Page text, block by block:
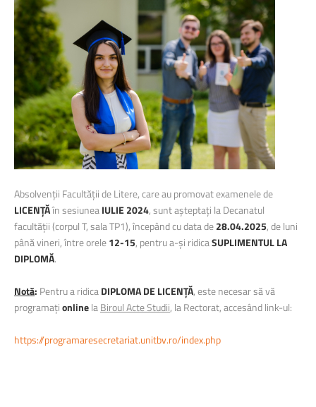
Absolvenții Facultății de Litere, care au promovat examenele de
LICENȚĂîn sesiuneaIULIE 2024, sunt așteptați la Decanatul
facultății (corpul T, sala TP1), începând cu data de28.04.2025, de luni
până vineri, între orele12-15, pentru a-și ridicaSUPLIMENTUL LA
DIPLOMĂ.
Notă: Pentru a ridicaDIPLOMA DE LICENȚĂ, este necesar să vă
programaționlinelaBiroul Acte Studii, la Rectorat, accesând link-ul:
https://programaresecretariat.unitbv.ro/index.php